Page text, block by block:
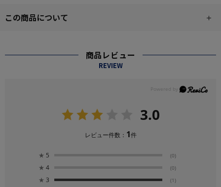
この商品について
商品レビュー
REVIEW
3.0
レビュー件数： 1件
★ 5 (0)
★ 4 (0)
★ 3 (1)